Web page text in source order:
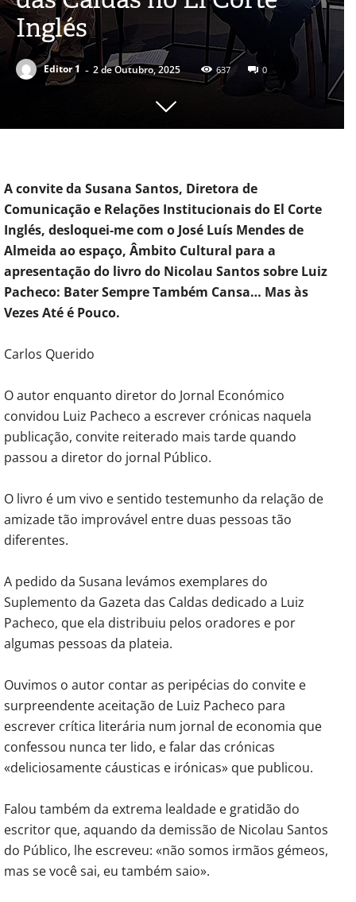
Inglés
Editor 1 - 2 de Outubro, 2025 637 0
A convite da Susana Santos, Diretora de
Comunicação e Relações Institucionais do El Corte
Inglés, desloquei-me com o José Luís Mendes de
Almeida ao espaço, Âmbito Cultural para a
apresentação do livro do Nicolau Santos sobre Luiz
Pacheco: Bater Sempre Também Cansa… Mas às
Vezes Até é Pouco.
Carlos Querido
O autor enquanto diretor do Jornal Económico
convidou Luiz Pacheco a escrever crónicas naquela
publicação, convite reiterado mais tarde quando
passou a diretor do jornal Público.
O livro é um vivo e sentido testemunho da relação de
amizade tão improvável entre duas pessoas tão
diferentes.
A pedido da Susana levámos exemplares do
Suplemento da Gazeta das Caldas dedicado a Luiz
Pacheco, que ela distribuiu pelos oradores e por
algumas pessoas da plateia.
Ouvimos o autor contar as peripécias do convite e
surpreendente aceitação de Luiz Pacheco para
escrever crítica literária num jornal de economia que
confessou nunca ter lido, e falar das crónicas
«deliciosamente cáusticas e irónicas» que publicou.
Falou também da extrema lealdade e gratidão do
escritor que, aquando da demissão de Nicolau Santos
do Público, lhe escreveu: «não somos irmãos gémeos,
mas se você sai, eu também saio».